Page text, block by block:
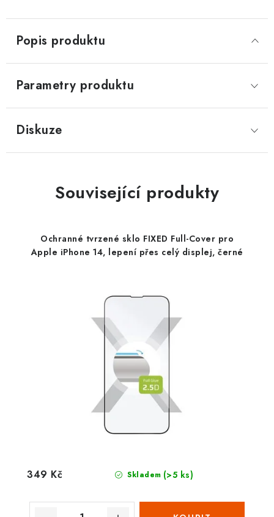
Popis produktu
Parametry produktu
Diskuze
Související produkty
Ochranné tvrzené sklo FIXED Full-Cover pro
Apple iPhone 14, lepení přes celý displej, černé
Skladem (>5 ks)
349 Kč